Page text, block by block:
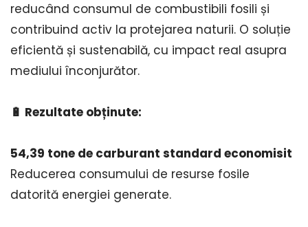
reducând consumul de combustibili fosili și
contribuind activ la protejarea naturii. O soluție
eficientă și sustenabilă, cu impact real asupra
mediului înconjurător.
🔋 Rezultate obținute:
54,39 tone de carburant standard economisit
Reducerea consumului de resurse fosile
datorită energiei generate.